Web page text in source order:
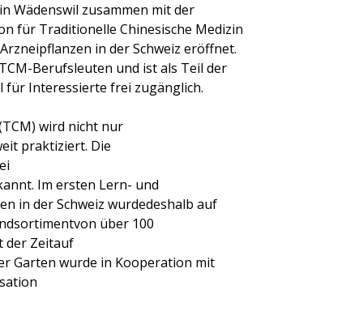
Wädenswil zusammen mit der
für Traditionelle Chinesische Medizin
in der Schweiz eröffnet.
Berufsleuten und ist als Teil der
für Interessierte frei zugänglich.
wird nicht nur
praktiziert. Die
Im ersten Lern- und
in der Schweiz wurdedeshalb auf
über 100
der Zeitauf
Garten wurde in Kooperation mit